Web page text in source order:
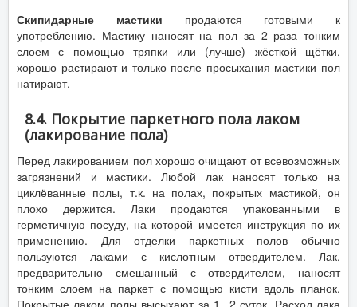
Скипидарные мастики продаются готовыми к
употреблению. Мастику наносят на пол за 2 раза тонким
слоем с помощью тряпки или (лучше) жёсткой щётки,
хорошо растирают и только после просыхания мастики пол
натирают.
8.4. Покрытие паркетного пола лаком
(лакирование пола)
Перед лакированием пол хорошо очищают от всевозможных
загрязнений и мастики. Любой лак наносят только на
циклёванные полы, т.к. на полах, покрытых мастикой, он
плохо держится. Лаки продаются упакованными в
герметичную посуду, на которой имеется инструкция по их
применению. Для отделки паркетных полов обычно
пользуются лаками с кислотным отвердителем. Лак,
предварительно смешанный с отвердителем, наносят
тонким слоем на паркет с помощью кисти вдоль планок.
Покрытые лаком полы высыхают за 1...2 суток. Расход лака